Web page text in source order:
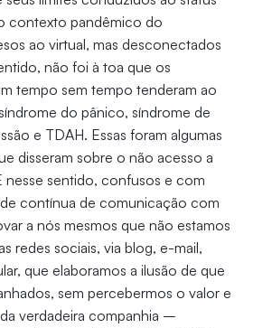
contexto pandêmico do
ao virtual, mas desconectados
não foi à toa que os
tempo sem tempo tenderam ao
do pânico, síndrome de
e TDAH. Essas foram algumas
disseram sobre o não acesso a
nesse sentido, confusos e com
contínua de comunicação com
a nós mesmos que não estamos
redes sociais, via blog, e-mail,
que elaboramos a ilusão de que
sem percebermos o valor e
verdadeira companhia –